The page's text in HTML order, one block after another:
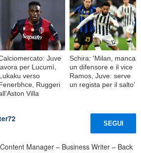
Juve
per Lucumì,
verso
Ruggeri
Villa
Schira: 'Milan, manca
un difensore e il vice
Ramos, Juve: serve
un regista per il salto'
SEGUI
Manager – Business Writer – Back